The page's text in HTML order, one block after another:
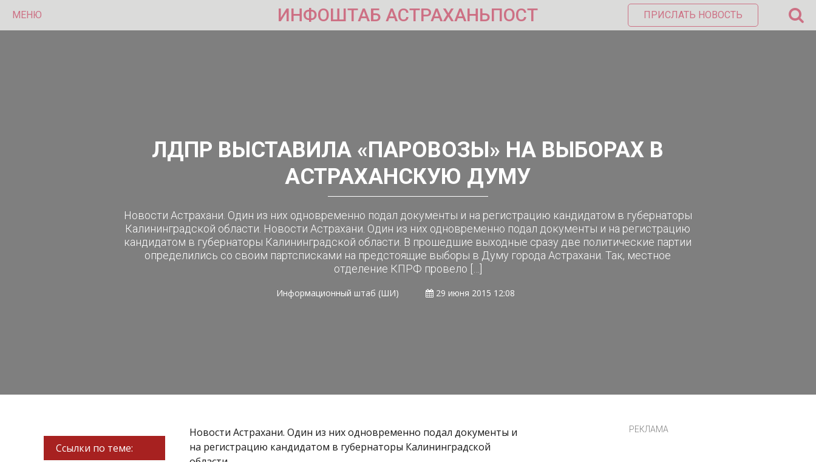
МЕНЮ ИНФОШТАБ АСТРАХАНЬПОСТ ПРИСЛАТЬ НОВОСТЬ
ЛДПР ВЫСТАВИЛА «ПАРОВОЗЫ» НА ВЫБОРАХ В
АСТРАХАНСКУЮ ДУМУ
Новости Астрахани. Один из них одновременно подал документы и на регистрацию кандидатом в губернаторы
Калининградской области. Новости Астрахани. Один из них одновременно подал документы и на регистрацию
кандидатом в губернаторы Калининградской области. В прошедшие выходные сразу две политические партии
определились со своим партсписками на предстоящие выборы в Думу города Астрахани. Так, местное
отделение КПРФ провело […]
Информационный штаб (ШИ) 29 июня 2015 12:08
Ссылки по теме:
Новости Астрахани. Один из них одновременно подал документы и
на регистрацию кандидатом в губернаторы Калининградской
РЕКЛАМА